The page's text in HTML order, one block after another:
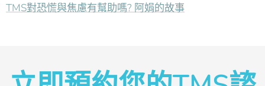
TMS對恐慌與焦慮有幫助嗎? 阿娟的故事